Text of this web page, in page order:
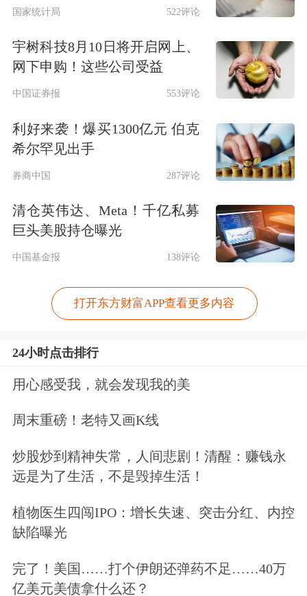
国家统计局 522评论
宇树科技8月10日将开启网上、
网下申购！这些公司受益
中国证券报 553评论
利好来袭！爆买1300亿元 伯克
希尔罕见出手
券商中国 287评论
清仓英伟达、Meta！千亿私募
巨头美股持仓曝光
中国基金报 138评论
打开东方财富APP查看更多内容
24小时点击排行
用心感受我，就会发现我的美
周末重磅！老特又画K线
炒股炒到精神失常，人间悲剧！清醒：赚钱永
远是为了生活，不是毁掉生活！
植物医生四闯IPO：增长失速、突击分红、内控
缺陷曝光
完了！美国……打个伊朗还弹药不足……40万
亿美元美债拿什么还？